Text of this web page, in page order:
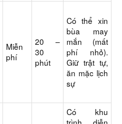
Miễn
phí
20 –
30
phút
Có thể xin
bùa may
mắn (mất
phí nhỏ).
Giữ trật tự,
ăn mặc lịch
sự
Có khu